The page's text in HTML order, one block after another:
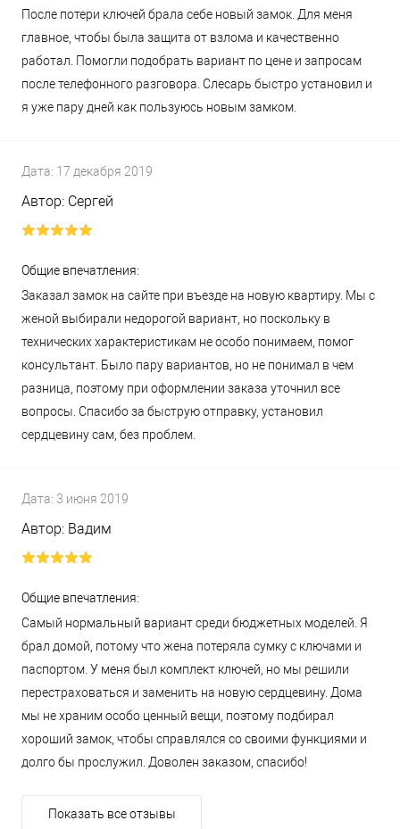
После потери ключей брала себе новый замок. Для меня
главное, чтобы была защита от взлома и качественно
работал. Помогли подобрать вариант по цене и запросам
после телефонного разговора. Слесарь быстро установил и
я уже пару дней как пользуюсь новым замком.
Дата: 17 декабря 2019
Автор: Сергей
Общие впечатления:
Заказал замок на сайте при въезде на новую квартиру. Мы с
женой выбирали недорогой вариант, но поскольку в
технических характеристикам не особо понимаем, помог
консультант. Было пару вариантов, но не понимал в чем
разница, поэтому при оформлении заказа уточнил все
вопросы. Спасибо за быструю отправку, установил
сердцевину сам, без проблем.
Дата: 3 июня 2019
Автор: Вадим
Общие впечатления:
Самый нормальный вариант среди бюджетных моделей. Я
брал домой, потому что жена потеряла сумку с ключами и
паспортом. У меня был комплект ключей, но мы решили
перестраховаться и заменить на новую сердцевину. Дома
мы не храним особо ценный вещи, поэтому подбирал
хороший замок, чтобы справлялся со своими функциями и
долго бы прослужил. Доволен заказом, спасибо!
Показать все отзывы